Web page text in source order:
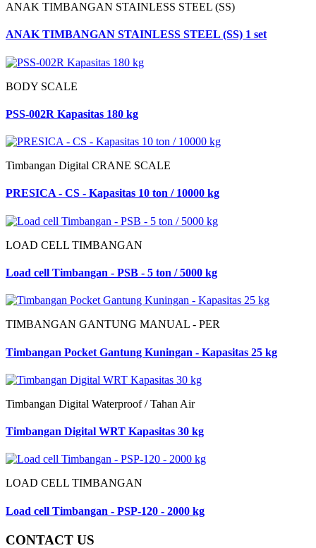
ANAK TIMBANGAN STAINLESS STEEL (SS)
ANAK TIMBANGAN STAINLESS STEEL (SS) 1 set
BODY SCALE
PSS-002R Kapasitas 180 kg
Timbangan Digital CRANE SCALE
PRESICA - CS - Kapasitas 10 ton / 10000 kg
LOAD CELL TIMBANGAN
Load cell Timbangan - PSB - 5 ton / 5000 kg
TIMBANGAN GANTUNG MANUAL - PER
Timbangan Pocket Gantung Kuningan - Kapasitas 25 kg
Timbangan Digital Waterproof / Tahan Air
Timbangan Digital WRT Kapasitas 30 kg
LOAD CELL TIMBANGAN
Load cell Timbangan - PSP-120 - 2000 kg
CONTACT US